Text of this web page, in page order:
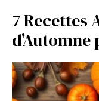
7 Recettes